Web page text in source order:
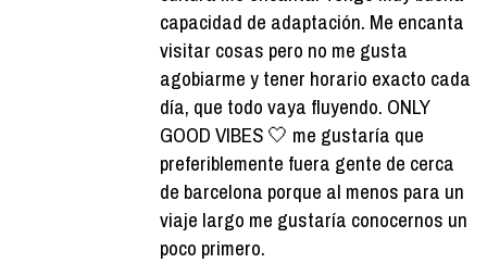
capacidad de adaptación. Me encanta
visitar cosas pero no me gusta
agobiarme y tener horario exacto cada
día, que todo vaya fluyendo. ONLY
GOOD VIBES 🤍 me gustaría que
preferiblemente fuera gente de cerca
de barcelona porque al menos para un
viaje largo me gustaría conocernos un
poco primero.